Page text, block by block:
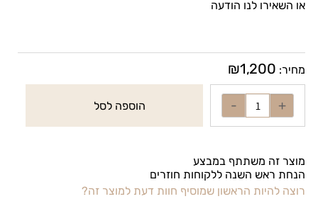
או השאירו לנו הודעה
מחיר: ₪1,200
הוספה לסל
מוצר זה משתתף במבצע
הנחת ראש השנה ללקוחות חוזרים
רוצה להיות הראשון שמוסיף חוות דעת למוצר זה?